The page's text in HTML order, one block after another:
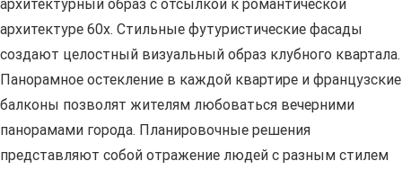
архитектурный образ с отсылкой к романтической
архитектуре 60х. Стильные футуристические фасады
создают целостный визуальный образ клубного квартала.
Панорамное остекление в каждой квартире и французские
балконы позволят жителям любоваться вечерними
панорамами города. Планировочные решения
представляют собой отражение людей с разным стилем